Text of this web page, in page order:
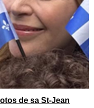
de sa St-Jean